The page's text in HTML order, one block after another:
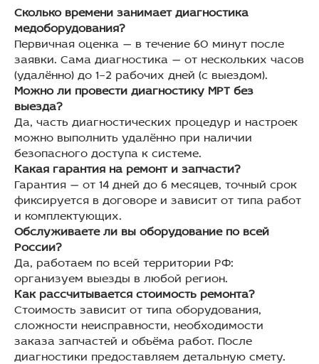
Сколько времени занимает диагностика
медоборудования?
Первичная оценка — в течение 60 минут после
заявки. Сама диагностика — от нескольких часов
(удалённо) до 1–2 рабочих дней (с выездом).
Можно ли провести диагностику МРТ без
выезда?
Да, часть диагностических процедур и настроек
можно выполнить удалённо при наличии
безопасного доступа к системе.
Какая гарантия на ремонт и запчасти?
Гарантия — от 14 дней до 6 месяцев, точный срок
фиксируется в договоре и зависит от типа работ
и комплектующих.
Обслуживаете ли вы оборудование по всей
России?
Да, работаем по всей территории РФ:
организуем выезды в любой регион.
Как рассчитывается стоимость ремонта?
Стоимость зависит от типа оборудования,
сложности неисправности, необходимости
заказа запчастей и объёма работ. После
диагностики предоставляем детальную смету.